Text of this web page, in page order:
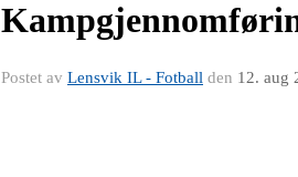
Postet av Lensvik IL - Fotball den 12. aug